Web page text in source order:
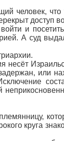
человек,
и
А суд
или
круга